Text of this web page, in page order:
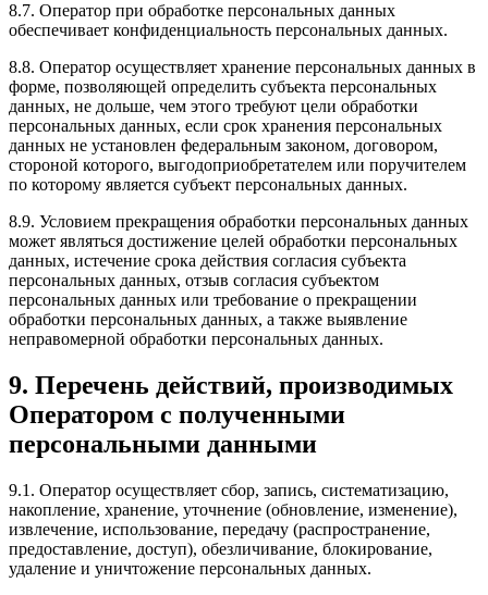
8.7. Оператор при обработке персональных данных
обеспечивает конфиденциальность персональных данных.
8.8. Оператор осуществляет хранение персональных данных в
форме, позволяющей определить субъекта персональных
данных, не дольше, чем этого требуют цели обработки
персональных данных, если срок хранения персональных
данных не установлен федеральным законом, договором,
стороной которого, выгодоприобретателем или поручителем
по которому является субъект персональных данных.
8.9. Условием прекращения обработки персональных данных
может являться достижение целей обработки персональных
данных, истечение срока действия согласия субъекта
персональных данных, отзыв согласия субъектом
персональных данных или требование о прекращении
обработки персональных данных, а также выявление
неправомерной обработки персональных данных.
9. Перечень действий, производимых
Оператором с полученными
персональными данными
9.1. Оператор осуществляет сбор, запись, систематизацию,
накопление, хранение, уточнение (обновление, изменение),
извлечение, использование, передачу (распространение,
предоставление, доступ), обезличивание, блокирование,
удаление и уничтожение персональных данных.